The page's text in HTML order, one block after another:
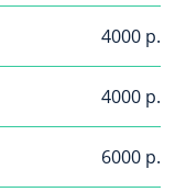
4000 р.
4000 р.
6000 р.